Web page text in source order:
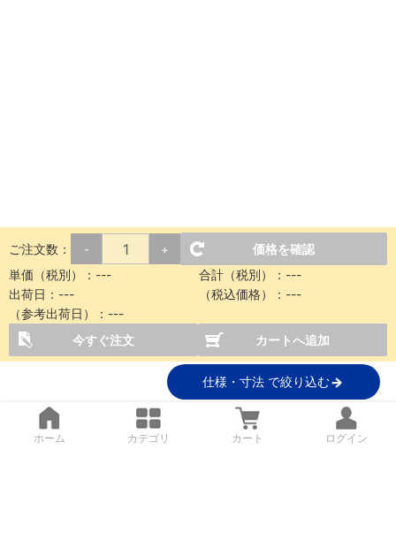
ご注文数： - +
価格を確認
単価（税別）： --- 合計（税別）： ---
出荷日： --- （税込価格）： ---
（参考出荷日）： ---
今すぐ注文
カートへ追加
仕様・寸法 で絞り込む
ホーム カテゴリ カート ログイン